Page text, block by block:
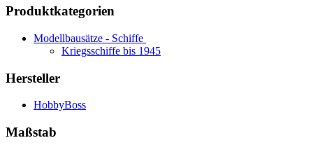
Produktkategorien
Modellbausätze - Schiffe
Kriegsschiffe bis 1945
Hersteller
HobbyBoss
Maßstab